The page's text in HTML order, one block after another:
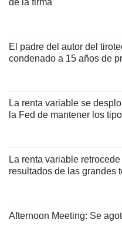
El padre del autor del
condenado a 15 años de
La renta variable se
la Fed de mantener los
La renta variable
resultados de las grandes
Afternoon Meeting: Se